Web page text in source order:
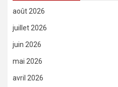
août 2026
juillet 2026
juin 2026
mai 2026
avril 2026